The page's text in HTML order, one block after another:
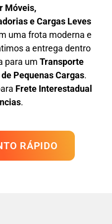
Móveis,
e Cargas Leves
uma frota moderna e
a entrega dentro
para um Transporte
Pequenas Cargas.
Frete Interestadual
.
RÁPIDO